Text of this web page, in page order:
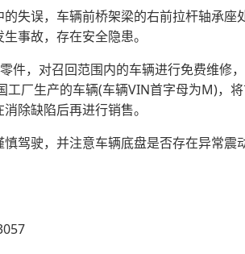
失误，车辆前桥架梁的右前拉杆轴承
事故，存在安全隐患。
件，对召回范围内的车辆进行免费维修
厂生产的车辆(车辆VIN首字母为M)，
除缺陷后再进行销售。
驾驶，并注意车辆底盘是否存在异常